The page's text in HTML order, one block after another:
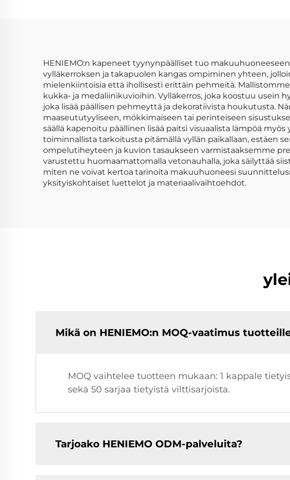
HENIEMO:n kapeneet tyynynpäälliset tuo
vylläkerroksen ja takapuolen kangas ompiminen yhteen,
mielenkiintoisia että ihollisesti erittäin pehmeitä.
kukka- ja medaliinikuvioihin. Vylläkerros, joka koostuu usein
joka lisää päällisen pehmeyttä ja dekoratiivista houkutusta.
maaseututyyliseen, mökkimaiseen tai perinteiseen
säällä kapenoitu päällinen lisää paitsi visuaalista lämpöä
toiminnallista tarkoitusta pitämällä vyllän paikallaan, estäen
ompelutiheyteen ja kuvion tasaukseen varmistaaksemme
varustettu huomaamattomalla vetonauhalla, joka säilyttää
miten ne voivat kertoa tarinoita makuuhuoneesi
yksityiskohtaiset luettelot ja materiaalivaihtoehdot.
Mikä on HENIEMO:n MOQ-vaatimus
MOQ vaihtelee tuotteen mukaan: 1 kappale
sekä 50 sarjaa tietyistä vilttisarjoista.
Tarjoako HENIEMO ODM-palveluita?